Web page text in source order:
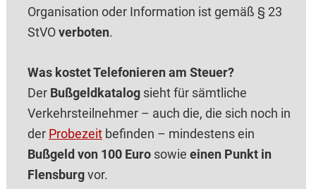
Organisation oder Information ist gemäß § 23
StVOverboten.
Was kostet Telefonieren am Steuer?
Der Bußgeldkatalog sieht für sämtliche
Verkehrsteilnehmer – auch die, die sich noch in
der Probezeitbefinden – mindestens ein
Bußgeld von 100 Eurosowie einen Punkt in
Flensburgvor.